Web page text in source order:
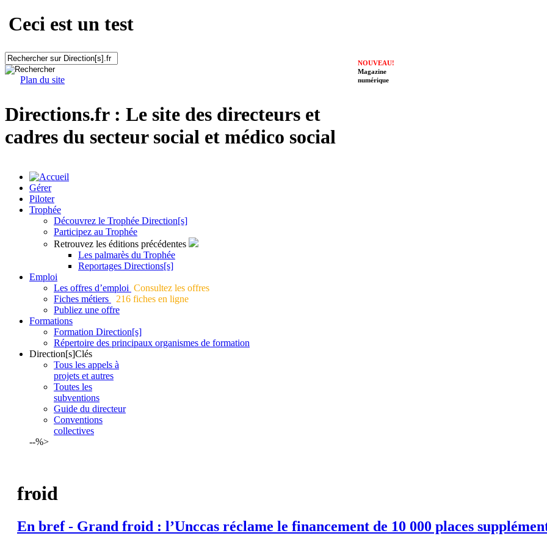
Ceci est un test
Plan du site
NOUVEAU!
Magazine
numérique
Directions.fr : Le site des directeurs et
cadres du secteur social et médico social
Gérer
Piloter
Trophée
Découvrez le Trophée Direction[s]
Participez au Trophée
Retrouvez les éditions précédentes
Les palmarès du Trophée
Reportages Directions[s]
Emploi
Les offres d’emploi Consultez les offres
Fiches métiers
216 fiches en ligne
Publiez une offre
Formations
Formation Direction[s]
Répertoire des principaux organismes de formation
Direction[s]Clés
Tous les appels à
projets et autres
Toutes les
subventions
Guide du directeur
Conventions
collectives
--%>
froid
En bref - Grand froid : l’Unccas réclame le financement de 10 000 places